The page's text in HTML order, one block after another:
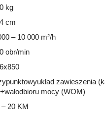
kg
cm
– 10 000 m²/h
obr/min
układ zawieszenia
wałodbioru mocy (WOM)
– 20 KM